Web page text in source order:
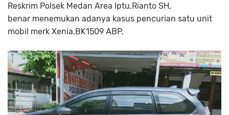
Reskrim Polsek Medan Area Iptu.Rianto SH,
benar menemukan adanya kasus pencurian satu unit
mobil merk Xenia.BK1509 ABP.